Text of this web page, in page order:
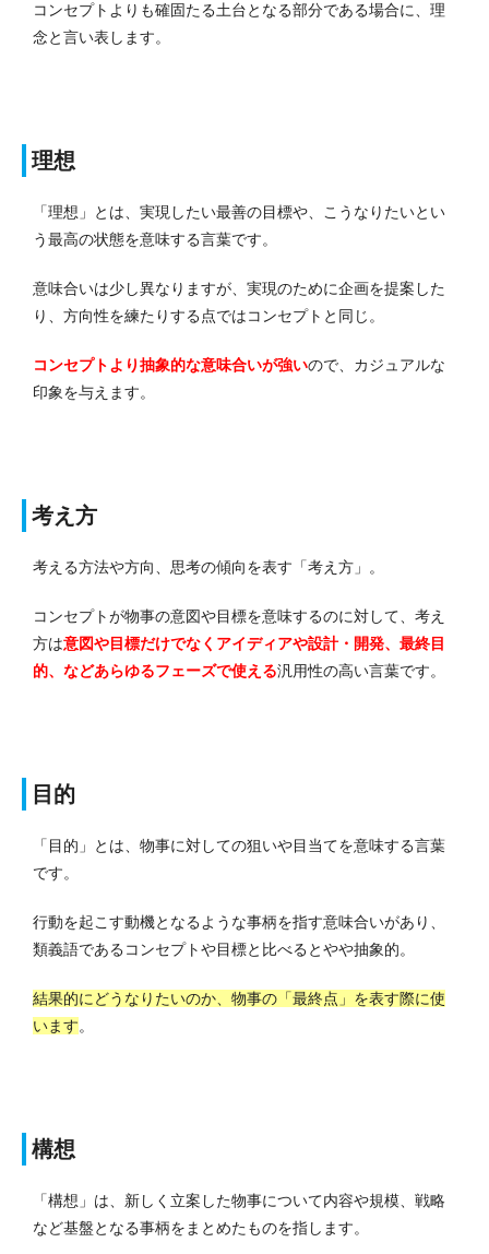
コンセプトよりも確固たる土台となる部分である場合に、理
念と言い表します。
理想
「理想」とは、実現したい最善の目標や、こうなりたいとい
う最高の状態を意味する言葉です。
意味合いは少し異なりますが、実現のために企画を提案した
り、方向性を練たりする点ではコンセプトと同じ。
コンセプトより抽象的な意味合いが強いので、カジュアルな
印象を与えます。
考え方
考える方法や方向、思考の傾向を表す「考え方」。
コンセプトが物事の意図や目標を意味するのに対して、考え
方は意図や目標だけでなくアイディアや設計・開発、最終目
的、などあらゆるフェーズで使える汎用性の高い言葉です。
目的
「目的」とは、物事に対しての狙いや目当てを意味する言葉
です。
行動を起こす動機となるような事柄を指す意味合いがあり、
類義語であるコンセプトや目標と比べるとやや抽象的。
結果的にどうなりたいのか、物事の「最終点」を表す際に使
います。
構想
「構想」は、新しく立案した物事について内容や規模、戦略
など基盤となる事柄をまとめたものを指します。